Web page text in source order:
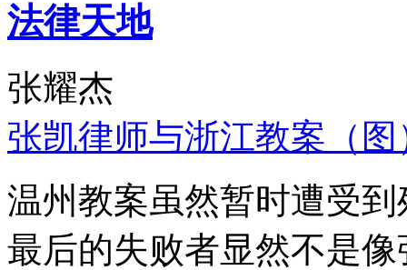
法律天地
张耀杰
张凯律师与浙江教案（图
温州教案虽然暂时遭受
最后的失败者显然不是